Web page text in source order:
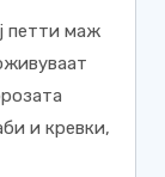
петти маж
и кревки,